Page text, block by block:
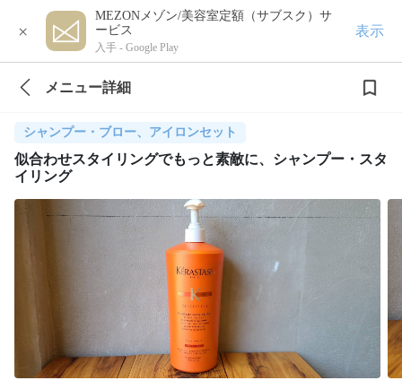
×
MEZONメゾン/美容室定額（サブスク）サ
ービス
入手 - Google Play
表示
メニュー詳細
シャンプー・ブロー、アイロンセット
似合わせスタイリングでもっと素敵に、シャンプー・スタ
イリング